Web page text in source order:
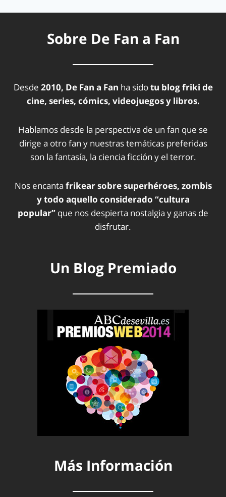
Sobre De Fan a Fan
Desde 2010, De Fan a Fan ha sidotu blog friki de
cine, series, cómics, videojuegos y libros.
Hablamos desde la perspectiva de un fan que se
dirige a otro fan y nuestras temáticas preferidas
son la fantasía, la ciencia ficción y el terror.
Nos encanta frikear sobre superhéroes, zombis
y todo aquello considerado “cultura
popular” que nos despierta nostalgia y ganas de
disfrutar.
Un Blog Premiado
Más Información